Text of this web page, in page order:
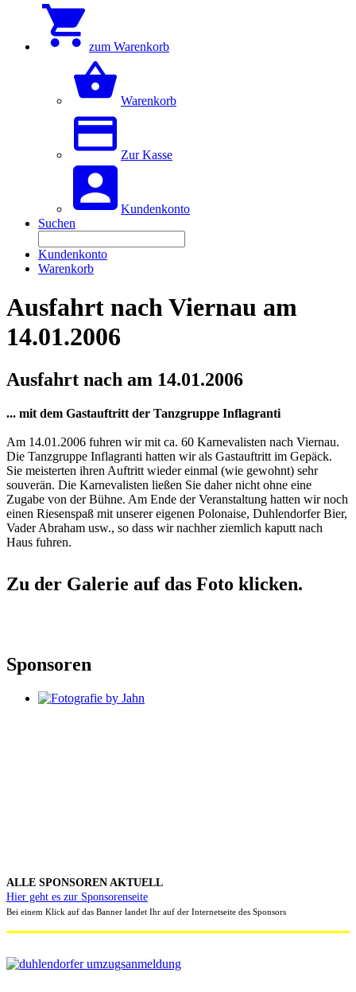
zum Warenkorb
Warenkorb
Zur Kasse
Kundenkonto
Suchen
Kundenkonto
Warenkorb
Ausfahrt nach Viernau am
14.01.2006
Ausfahrt nach am 14.01.2006
... mit dem Gastauftritt der Tanzgruppe Inflagranti
Am 14.01.2006 fuhren wir mit ca. 60 Karnevalisten nach Viernau.
Die Tanzgruppe Inflagranti hatten wir als Gastauftritt im Gepäck.
Sie meisterten ihren Auftritt wieder einmal (wie gewohnt) sehr
souverän. Die Karnevalisten ließen Sie daher nicht ohne eine
Zugabe von der Bühne. Am Ende der Veranstaltung hatten wir noch
einen Riesenspaß mit unserer eigenen Polonaise, Duhlendorfer Bier,
Vader Abraham usw., so dass wir nachher ziemlich kaputt nach
Haus fuhren.
Zu der Galerie auf das Foto klicken.
Sponsoren
ALLE SPONSOREN AKTUELL
Hier geht es zur Sponsorenseite
Bei einem Klick auf das Banner landet Ihr auf der Internetseite des Sponsors